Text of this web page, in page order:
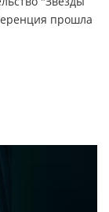
прошла